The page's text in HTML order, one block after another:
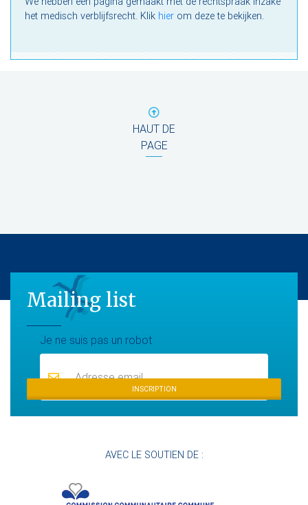
het medisch verblijfsrecht. Klik hier om deze te bekijken.
HAUT DE
PAGE
Mailing list
Je ne suis pas un robotMailing list
INSCRIPTION
AVEC LE SOUTIEN DE :